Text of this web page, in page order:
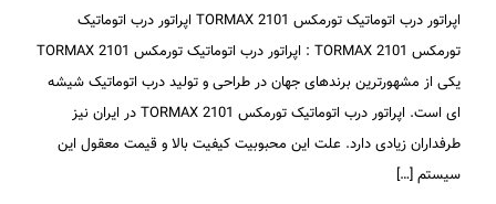
اپراتور درب اتوماتیک تورمکس TORMAX 2101 اپراتور درب اتوماتیک
تورمکس TORMAX 2101 : اپراتور درب اتوماتیک تورمکس TORMAX 2101
یکی از مشهورترین برندهای جهان در طراحی و تولید درب اتوماتیک شیشه
ای است. اپراتور درب اتوماتیک تورمکس TORMAX 2101 در ایران نیز
طرفداران زیادی دارد. علت این محبوبیت کیفیت بالا و قیمت معقول این
سیستم […]